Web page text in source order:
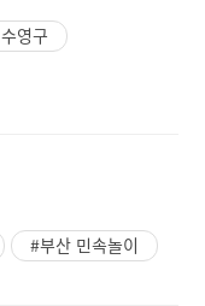
수영구
#부산 민속놀이